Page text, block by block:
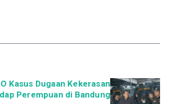
Kasus Dugaan Kekerasan
Perempuan di Bandung